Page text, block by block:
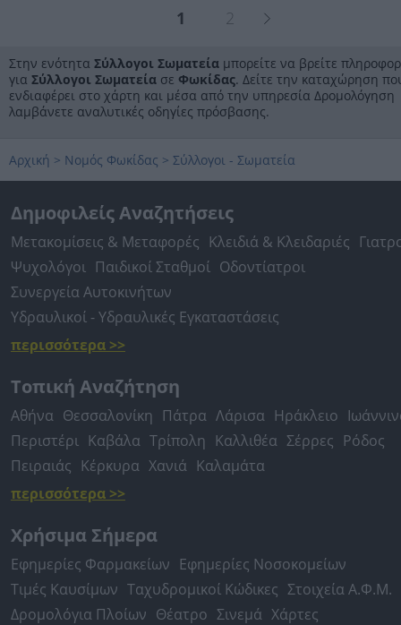
1 2
Στην ενότητα Σύλλογοι Σωματεία μπορείτε να βρείτε
για Σύλλογοι Σωματεία σε Φωκίδας. Δείτε την καταχώρηση
ενδιαφέρει στο χάρτη και μέσα από την υπηρεσία Δρομολόγηση
λαμβάνετε αναλυτικές οδηγίες πρόσβασης.
Αρχική > Νομός Φωκίδας > Σύλλογοι - Σωματεία
Δημοφιλείς Αναζητήσεις
Μετακομίσεις & Μεταφορές Κλειδιά & Κλειδαριές
Ψυχολόγοι Παιδικοί Σταθμοί Οδοντίατροι
Συνεργεία Αυτοκινήτων
Υδραυλικοί - Υδραυλικές Εγκαταστάσεις
περισσότερα >>
Τοπική Αναζήτηση
Αθήνα Θεσσαλονίκη Πάτρα Λάρισα Ηράκλειο
Περιστέρι Καβάλα Τρίπολη Καλλιθέα Σέρρες Ρόδος
Πειραιάς Κέρκυρα Χανιά Καλαμάτα
περισσότερα >>
Χρήσιμα Σήμερα
Εφημερίες Φαρμακείων Εφημερίες Νοσοκομείων
Τιμές Καυσίμων Ταχυδρομικοί Κώδικες Στοιχεία Α.Φ.Μ.
Δρομολόγια Πλοίων Θέατρο Σινεμά Χάρτες